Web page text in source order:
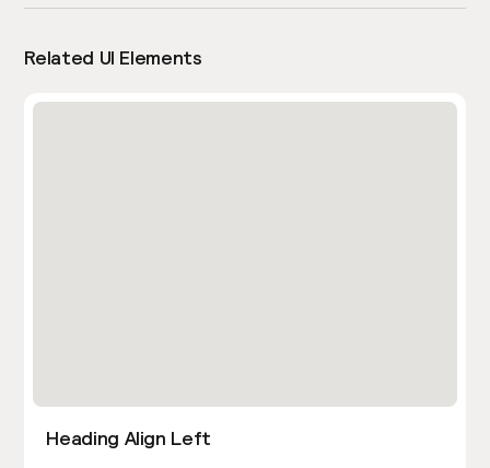
Related UI Elements
Heading Align Left